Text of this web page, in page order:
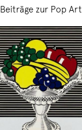
Beiträge zur Pop Art